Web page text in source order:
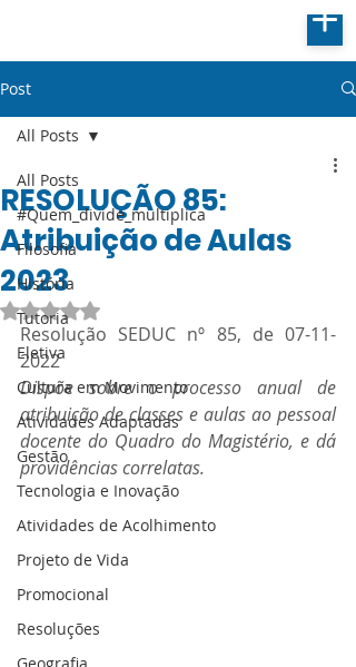
Post
All Posts
#Quem_divide_multiplica
Filosofia
História
Tutoria
Eletiva
Cultura em Movimento
Atividades Adaptadas
Gestão
Tecnologia e Inovação
Atividades de Acolhimento
Projeto de Vida
Promocional
Resoluções
Geografia
All Posts
RESOLUÇÃO 85:
Atribuição de Aulas
2023
Avaliado com NaN de 5 estrelas.
Resolução SEDUC nº 85, de 07-11-
2022
Dispõe sobre o processo anual de
atribuição de classes e aulas ao pessoal
docente do Quadro do Magistério, e dá
providências correlatas.